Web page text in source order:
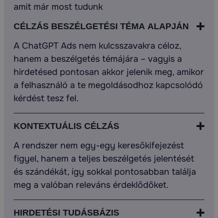
amit már most tudunk
CÉLZÁS BESZÉLGETÉSI TÉMA ALAPJÁN
A ChatGPT Ads nem kulcsszavakra céloz,
hanem a beszélgetés témájára – vagyis a
hirdetésed pontosan akkor jelenik meg, amikor
a felhasználó a te megoldásodhoz kapcsolódó
kérdést tesz fel.
KONTEXTUÁLIS CÉLZÁS
A rendszer nem egy-egy keresőkifejezést
figyel, hanem a teljes beszélgetés jelentését
és szándékát, így sokkal pontosabban találja
meg a valóban releváns érdeklődőket.
HIRDETÉSI TUDÁSBÁZIS